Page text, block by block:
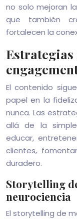
no solo mejoran
que también
fortalecen la
Estrategias
El contenido
papel en la
nunca. Las
allá de la
educar,
clientes,
duradero.
Storytelling
neurociencia
El storytelling de